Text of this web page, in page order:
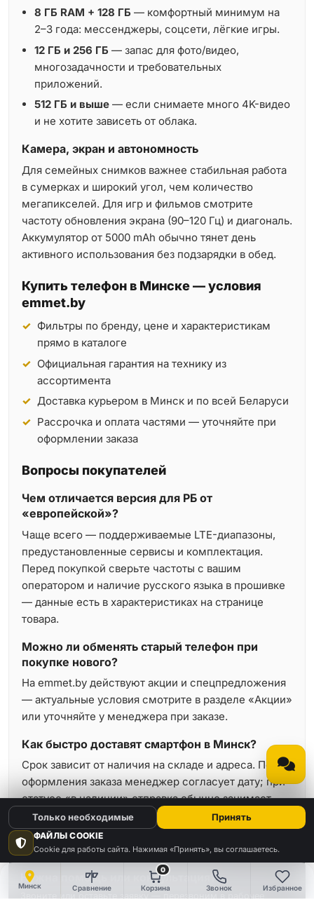
Минск Сравнение
0
Корзина Звонок Избранное
8 ГБ RAM + 128 ГБ — комфортный минимум на
2–3 года: мессенджеры, соцсети, лёгкие игры.
12 ГБ и 256 ГБ — запас для фото/видео,
многозадачности и требовательных
приложений.
512 ГБ и выше — если снимаете много 4K-видео
и не хотите зависеть от облака.
Камера, экран и автономность
Для семейных снимков важнее стабильная работа
в сумерках и широкий угол, чем количество
мегапикселей. Для игр и фильмов смотрите
частоту обновления экрана (90–120 Гц) и диагональ.
Аккумулятор от 5000 mAh обычно тянет день
активного использования без подзарядки в обед.
Купить телефон в Минске — условия
emmet.by
Фильтры по бренду, цене и характеристикам
прямо в каталоге
Официальная гарантия на технику из
ассортимента
Доставка курьером в Минск и по всей Беларуси
Рассрочка и оплата частями — уточняйте при
оформлении заказа
Вопросы покупателей
Чем отличается версия для РБ от
«европейской»?
Чаще всего — поддерживаемые LTE-диапазоны,
предустановленные сервисы и комплектация.
Перед покупкой сверьте частоты с вашим
оператором и наличие русского языка в прошивке
— данные есть в характеристиках на странице
товара.
Можно ли обменять старый телефон при
покупке нового?
На emmet.by действуют акции и спецпредложения
— актуальные условия смотрите в разделе «Акции»
или уточняйте у менеджера при заказе.
Как быстро доставят смартфон в Минск?
Срок зависит от наличия на складе и адреса. После
оформления заказа менеджер согласует дату; при
статусе «в наличии» отправка обычно занимает
минимальное время.
Нужна помощь или консультация?
ФАЙЛЫ COOKIE
Cookie для работы сайта. Нажимая «Принять», вы соглашаетесь.
Только необходимые Принять